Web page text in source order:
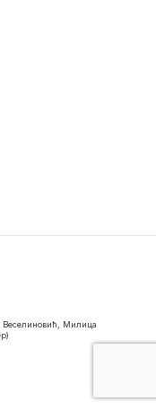
Веселиновић, Милица